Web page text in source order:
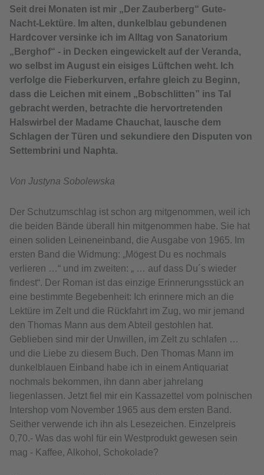
Seit drei Monaten ist mir „Der Zauberberg“ Gute-
Nacht-Lektüre. Im alten, dunkelblau gebundenen
Hardcover versinke ich im Alltag von Sanatorium
„Berghof“ - in Decken eingewickelt auf der Veranda,
wo selbst im August ein eisiges Lüftchen weht. Ich
verfolge die Fieberkurven, erfahre gleich zu Beginn,
dass die Leichen mit einem „Bobschlitten” ins Tal
gebracht werden, betrachte die hervortretenden
Halswirbel der Madame Chauchat, lausche dem
Schlagen der Türen und sekundiere den Disputen von
Settembrini und Naphta.
Von Justyna Sobolewska
Der Schutzumschlag ist schon arg mitgenommen, weil ich
die beiden Bände überall hin mitgenommen habe. Sie hat
einen soliden Leineneinband, die Ausgabe von 1965. Im
ersten Band die Widmung: „Mögest Du es nochmals
verlieren …“ und im zweiten: „ … auf dass Du´s wieder
findest“. Der Roman ist das einzige Erinnerungsstück an
eine bestimmte Begebenheit: Ich erinnere mich an die
Lektüre im Zelt und die Rückfahrt im Zug, wo mir jemand
den Thomas Mann aus dem Abteil gestohlen hat.
Geblieben sind mir der Unwillen, im Zelt zu schlafen …
und die Liebe zu diesem Buch. Den Thomas Mann im
dunkelblauen Einband habe ich in einem Antiquariat
nochmals bekommen, ihn dann aber jahrelang
liegenlassen. Jetzt fiel mir ein Kassazettel vom polnischen
Intershop vom November 1965 aus dem ersten Band.
Seither verwende ich ihn als Lesezeichen. Einzelpreis
0,70.- Was das wohl für ein Westprodukt gewesen sein
mag - Kaffee, Alkohol, Schokolade?